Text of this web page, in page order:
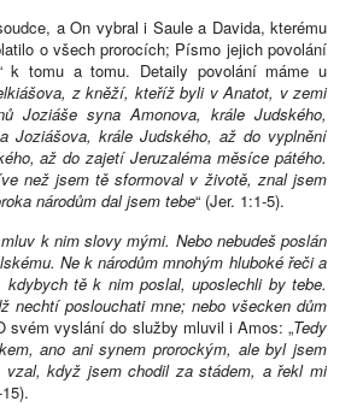
a On vybral i Saule a Davida, kterému
o všech prorocích; Písmo jejich povolání
k tomu a tomu. Detaily povolání máme u
z kněží, kteříž byli v Anatot, v zemi
Joziáše syna Amonova, krále Judského,
Joziášova, krále Judského, až do vyplnění
až do zajetí Jeruzaléma měsíce pátého.
než jsem tě sformoval v životě, znal jsem
národům dal jsem tebe“ (Jer. 1:1-5).
k nim slovy mými. Nebo nebudeš poslán
Ne k národům mnohým hluboké řeči a
tě k nim poslal, uposlechli by tebe.
nechtí poslouchati mne; nebo všecken dům
svém vyslání do služby mluvil i Amos: „Tedy
ano ani synem prorockým, ale byl jsem
když jsem chodil za stádem, a řekl mi